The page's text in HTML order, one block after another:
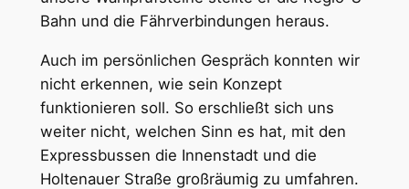
Bahn und die Fährverbindungen heraus.
Auch im persönlichen Gespräch konnten wir
nicht erkennen, wie sein Konzept
funktionieren soll. So erschließt sich uns
weiter nicht, welchen Sinn es hat, mit den
Expressbussen die Innenstadt und die
Holtenauer Straße großräumig zu umfahren.